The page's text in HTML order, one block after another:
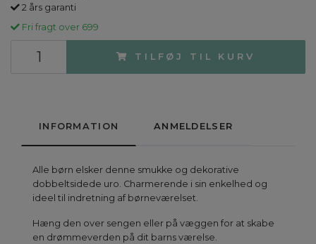
2 års garanti
Fri fragt over 699
TILFØJ TIL KURV
INFORMATION ANMELDELSER
Alle børn elsker denne smukke og dekorative
dobbeltsidede uro. Charmerende i sin enkelhed og
ideel til indretning af børneværelset.
Hæng den over sengen eller på væggen for at skabe
en drømmeverden på dit barns værelse.